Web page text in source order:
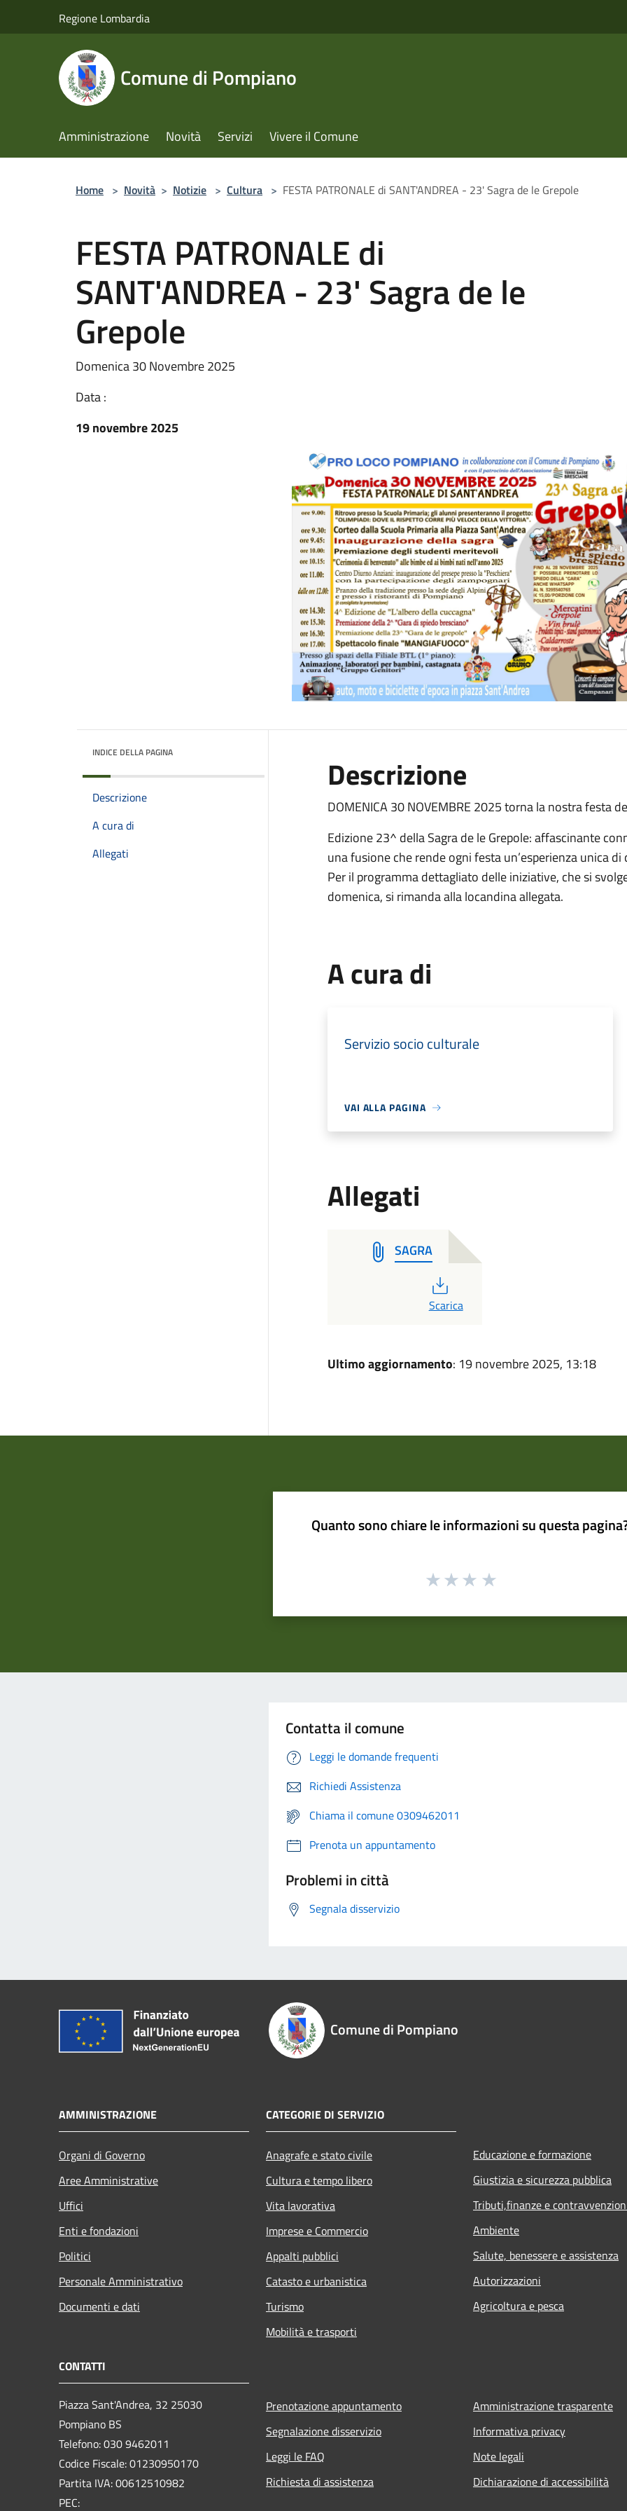
Regione Lombardia
Comune di Pompiano
Amministrazione Novità Servizi Vivere il Comune
Home > Novità > Notizie > Cultura > FESTA PATRONALE di SANT'ANDREA - 23' Sagra de le Grepole
FESTA PATRONALE di
SANT'ANDREA - 23' Sagra de le
Grepole
Domenica 30 Novembre 2025
Data :
19 novembre 2025
INDICE DELLA PAGINA
Descrizione
A cura di
Allegati
Descrizione
DOMENICA 30 NOVEMBRE 2025 torna la nostra festa
Edizione 23^ della Sagra de le Grepole: affascinante
una fusione che rende ogni festa un’esperienza unica
Per il programma dettagliato delle iniziative, che si
domenica, si rimanda alla locandina allegata.
A cura di
Servizio socio culturale
VAI ALLA PAGINA
Allegati
SAGRA
PDF
Scarica
Ultimo aggiornamento: 19 novembre 2025, 13:18
Quanto sono chiare le informazioni su questa
Contatta il comune
Leggi le domande frequenti
Richiedi Assistenza
Chiama il comune 0309462011
Prenota un appuntamento
Problemi in città
Segnala disservizio
Comune di Pompiano
AMMINISTRAZIONE
Organi di Governo
Aree Amministrative
Uffici
Enti e fondazioni
Politici
Personale Amministrativo
Documenti e dati
CATEGORIE DI SERVIZIO
Anagrafe e stato civile
Cultura e tempo libero
Vita lavorativa
Imprese e Commercio
Appalti pubblici
Catasto e urbanistica
Turismo
Mobilità e trasporti
Educazione e formazione
Giustizia e sicurezza pubblica
Tributi,finanze e
Ambiente
Salute, benessere e assistenza
Autorizzazioni
Agricoltura e pesca
CONTATTI
Piazza Sant'Andrea, 32 25030
Pompiano BS
Telefono: 030 9462011
Codice Fiscale: 01230950170
Partita IVA: 00612510982
PEC:
Prenotazione appuntamento
Segnalazione disservizio
Leggi le FAQ
Richiesta di assistenza
Amministrazione trasparente
Informativa privacy
Note legali
Dichiarazione di accessibilità